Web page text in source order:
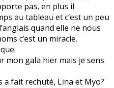
pas, en plus il
au tableau et c’est un peu
quand elle ne nous
c’est un miracle.
mon gala hier mais je sens
a fait rechuté, Lina et Myo?